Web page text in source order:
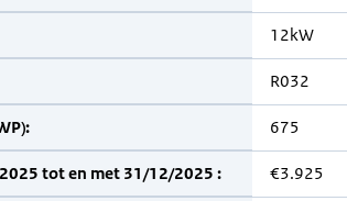
12kW
R032
675
tot en met 31/12/2025 : €3.925